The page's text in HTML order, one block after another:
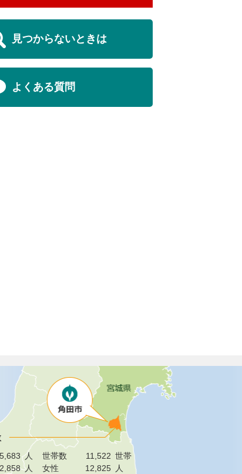
見つからないときは
よくある質問
人 世帯数 11,522 世帯
人 女性 12,825 人